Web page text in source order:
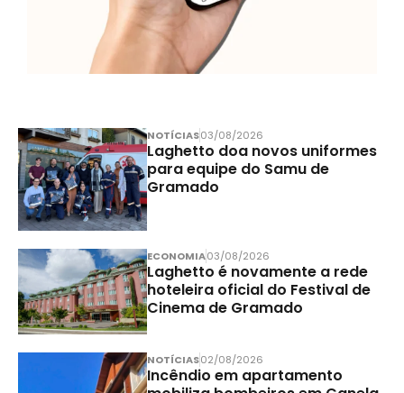
NOTÍCIAS03/08/2026
Laghetto doa novos uniformes
para equipe do Samu de
Gramado
ECONOMIA03/08/2026
Laghetto é novamente a rede
hoteleira oficial do Festival de
Cinema de Gramado
NOTÍCIAS02/08/2026
Incêndio em apartamento